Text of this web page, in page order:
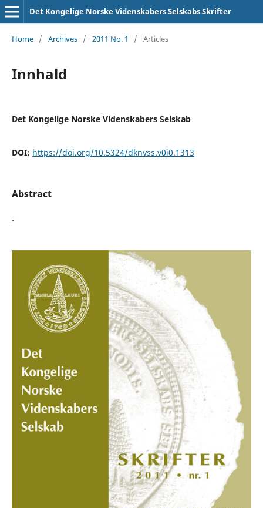
Det Kongelige Norske Videnskabers Selskabs Skrifter
Home / Archives / 2011 No. 1 / Articles
Innhald
Det Kongelige Norske Videnskabers Selskab
DOI: https://doi.org/10.5324/dknvss.v0i0.1313
Abstract
-